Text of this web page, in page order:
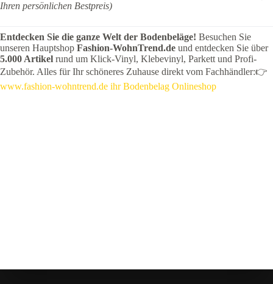
Ihren persönlichen Bestpreis)
Entdecken Sie die ganze Welt der Bodenbeläge! Besuchen Sie
unseren Hauptshop Fashion-WohnTrend.de und entdecken Sie über
5.000 Artikel rund um Klick-Vinyl, Klebevinyl, Parkett und Profi-
Zubehör. Alles für Ihr schöneres Zuhause direkt vom Fachhändler:👉
www.fashion-wohntrend.de ihr Bodenbelag Onlineshop